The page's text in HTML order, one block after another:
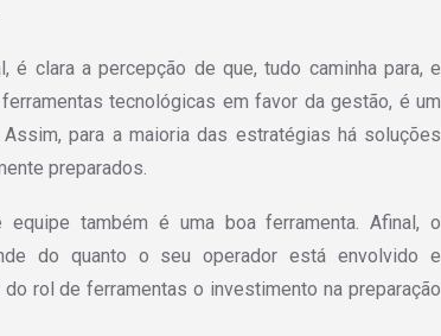
é clara a percepção de que, tudo caminha para, e
tecnológicas em favor da gestão, é um
para a maioria das estratégias há soluções
preparados.
também é uma boa ferramenta. Afinal, o
do quanto o seu operador está envolvido e
rol de ferramentas o investimento na preparação